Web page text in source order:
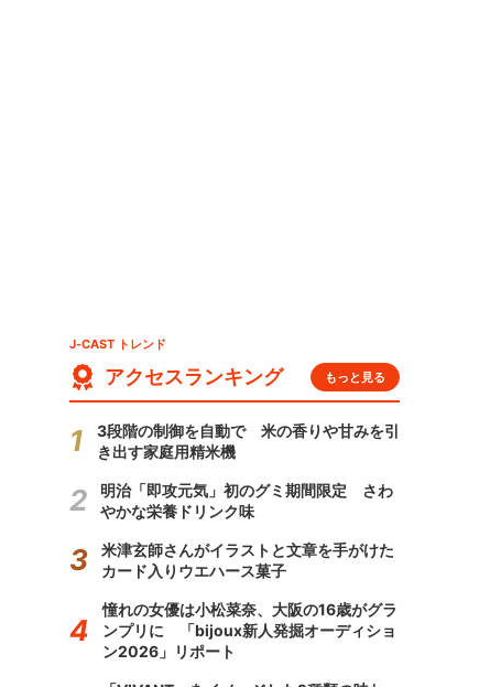
J-CAST トレンド
アクセスランキング もっと見る
3段階の制御を自動で 米の香りや甘みを引
き出す家庭用精米機
明治「即攻元気」初のグミ期間限定 さわ
やかな栄養ドリンク味
米津玄師さんがイラストと文章を手がけた
カード入りウエハース菓子
憧れの女優は小松菜奈、大阪の16歳がグラ
ンプリに 「bijoux新人発掘オーディショ
ン2026」リポート